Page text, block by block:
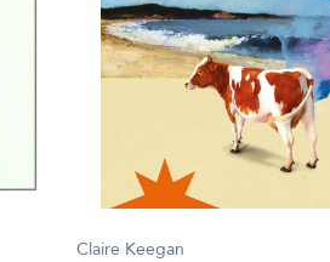
Claire Keegan